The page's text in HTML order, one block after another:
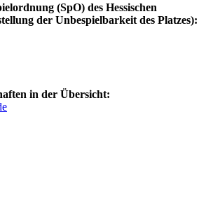
(SpO) des Hessischen
der Unbespielbarkeit des Platzes):
in der Übersicht: